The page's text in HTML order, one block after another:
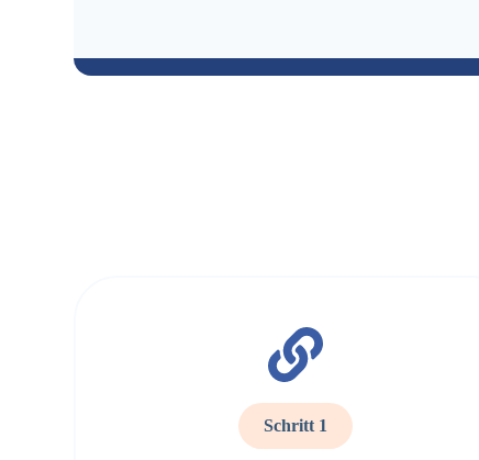
Schritt 1